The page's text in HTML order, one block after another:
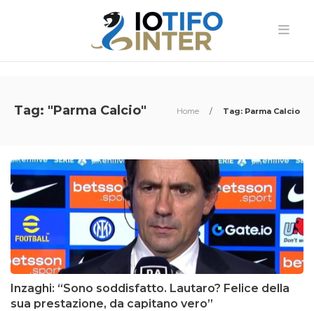
Tag: "Parma Calcio" Home / Tag: Parma Calcio
Inzaghi: “Sono soddisfatto. Lautaro? Felice della
sua prestazione, da capitano vero”